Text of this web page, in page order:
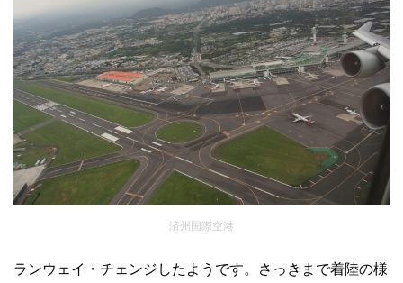
済州国際空港
ランウェイ・チェンジしたようです。さっきまで着陸の様